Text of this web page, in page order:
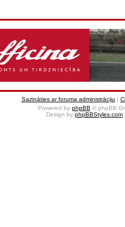
Sazināties ar foruma administrāciju |
Powered by phpBB © phpBB
Design by phpBBStyles.com